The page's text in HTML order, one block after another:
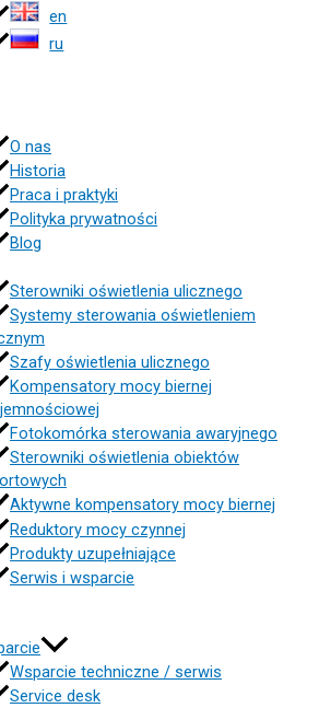
en
ru
O nas
Historia
Praca i praktyki
Polityka prywatności
Blog
Sterowniki oświetlenia ulicznego
Systemy sterowania oświetleniem
Szafy oświetlenia ulicznego
Kompensatory mocy biernej
Fotokomórka sterowania awaryjnego
Sterowniki oświetlenia obiektów
Aktywne kompensatory mocy biernej
Reduktory mocy czynnej
Produkty uzupełniające
Serwis i wsparcie
Wsparcie techniczne / serwis
Service desk